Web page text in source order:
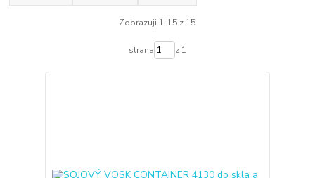
Zobrazuji 1-15 z 15
strana z 1